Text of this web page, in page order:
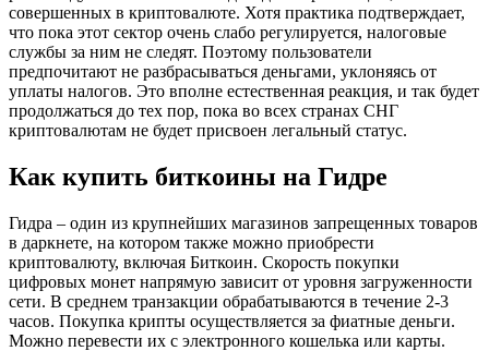
совершенных в криптовалюте. Хотя практика подтверждает,
что пока этот сектор очень слабо регулируется, налоговые
службы за ним не следят. Поэтому пользователи
предпочитают не разбрасываться деньгами, уклоняясь от
уплаты налогов. Это вполне естественная реакция, и так будет
продолжаться до тех пор, пока во всех странах СНГ
криптовалютам не будет присвоен легальный статус.
Как купить биткоины на Гидре
Гидра – один из крупнейших магазинов запрещенных товаров
в даркнете, на котором также можно приобрести
криптовалюту, включая Биткоин. Скорость покупки
цифровых монет напрямую зависит от уровня загруженности
сети. В среднем транзакции обрабатываются в течение 2-3
часов. Покупка крипты осуществляется за фиатные деньги.
Можно перевести их с электронного кошелька или карты.